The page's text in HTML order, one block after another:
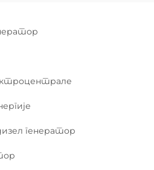
генератор